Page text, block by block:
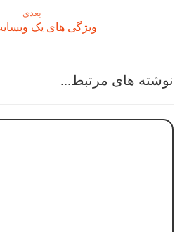
بعدی
ویژگی های یک
نوشته های مرتبط...